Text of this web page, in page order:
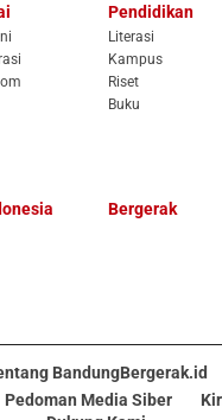
Pendidikan
Literasi
Kampus
Riset
Buku
Bergerak
BandungBergerak.id
Pedoman Media Siber